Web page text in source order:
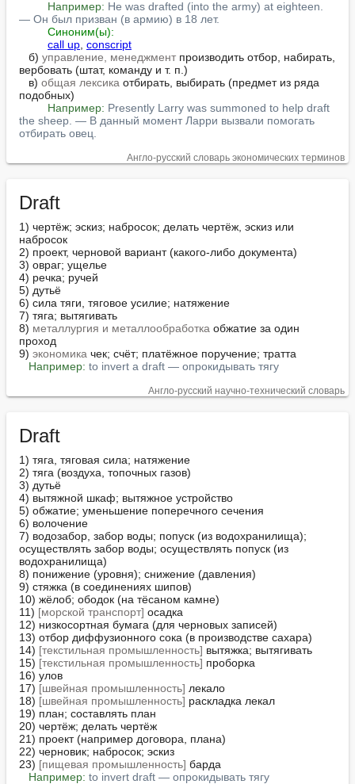
Например: He was drafted (into the army) at eighteen.
— Он был призван (в армию) в 18 лет.
Синоним(ы):
call up conscript
   б)
управление, менеджмент производить отбор, набирать,
вербовать (штат, команду и т. п.)
   в)
общая лексика отбирать, выбирать (предмет из ряда
подобных)
Например: Presently Larry was summoned to help draft
the sheep. — В данный момент Ларри вызвали помогать
отбирать овец.
Англо-русский словарь экономических терминов
Draft
1) чертёж; эскиз; набросок; делать чертёж, эскиз или
набросок
2) проект, черновой вариант (какого-либо документа)
3) овраг; ущелье
4) речка; ручей
5) дутьё
6) сила тяги, тяговое усилие; натяжение
7) тяга; вытягивать
8) металлургия и металлообработка обжатие за один
проход
9) экономика чек; счёт; платёжное поручение; тратта
Например: to invert a draft — опрокидывать тягу
Англо-русский научно-технический словарь
Draft
1) тяга, тяговая сила; натяжение
2) тяга (воздуха, топочных газов)
3) дутьё
4) вытяжной шкаф; вытяжное устройство
5) обжатие; уменьшение поперечного сечения
6) волочение
7) водозабор, забор воды; попуск (из водохранилища);
осуществлять забор воды; осуществлять попуск (из
водохранилища)
8) понижение (уровня); снижение (давления)
9) стяжка (в соединениях шипов)
10) жёлоб; ободок (на тёсаном камне)
11) [морской транспорт] осадка
12) низкосортная бумага (для черновых записей)
13) отбор диффузионного сока (в производстве сахара)
14) [текстильная промышленность] вытяжка; вытягивать
15) [текстильная промышленность] проборка
16) улов
17) [швейная промышленность] лекало
18) [швейная промышленность] раскладка лекал
19) план; составлять план
20) чертёж; делать чертёж
21) проект (например договора, плана)
22) черновик; набросок; эскиз
23) [пищевая промышленность] барда
Например: to invert draft — опрокидывать тягу